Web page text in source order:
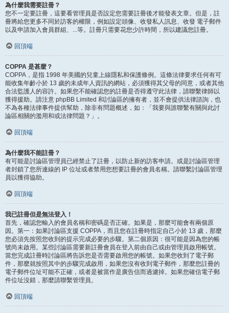
為什麼我需要註冊？
您不一定要註冊，這要看管理員是否設定您需要註冊後才能發表文章。但是，註
冊將給您更多不同於訪客的權限，例如設定頭像、收發私人訊息、收發 電子郵件
以及申請加入會員群組、...等。註冊只需要花您少許時間，所以建議您註冊。
回頂端
COPPA 是甚麼？
COPPA，是指 1998 年美國的兒童上線隱私和保護條例。這條法律要求任何有可
能收集年齡小於 13 歲的未成年人資訊的網站，必須獲得其父母的同意，或者其他
合法監護人的容許。如果您不能確認您的註冊是否得遵守此法律，請聯繫律師以
獲得援助。請注意 phpBB Limited 和討論區的擁有者，並不會提供法律諮詢，也
不為各種法律事件提供幫助，除非有問題概述，如：「我要與誰聯繫有關與此討
論區相關的濫用和或法律問題？」。
回頂端
為什麼我不能註冊？
有可能是討論區管理員已經禁止了註冊，以防止新的訪客申請。或是討論區管理
者封鎖了您所連線的 IP 位址或者禁用您想要註冊的會員名稱。請聯繫討論區管理
員以獲得協助。
回頂端
我已註冊但是無法登入！
首先，確認您輸入的會員名稱和密碼是否正確。如果是，那麼可能會有兩個原
因。第一：如果討論區支援 COPPA，而且您在註冊時指定自己小於 13 歲，那麼
您必須先按照您收到的提示完成必要的步驟。第二個原因：很可能是因為您的帳
號尚未啟用。某些討論區需要新註冊會員在登入前由自己或由管理員啟用帳號。
當您完成註冊時討論區將告訴您是否需要啟用您的帳號。如果您收到了電子郵
件，那麼就按照其中的步驟完成啟用，如果您沒有收到電子郵件，那麼您註冊的
電子郵件位址可能不正確，或者是被當作是廣告信而過濾掉。如果您確信電子郵
件位址沒錯，那麼請聯繫管理員。
回頂端